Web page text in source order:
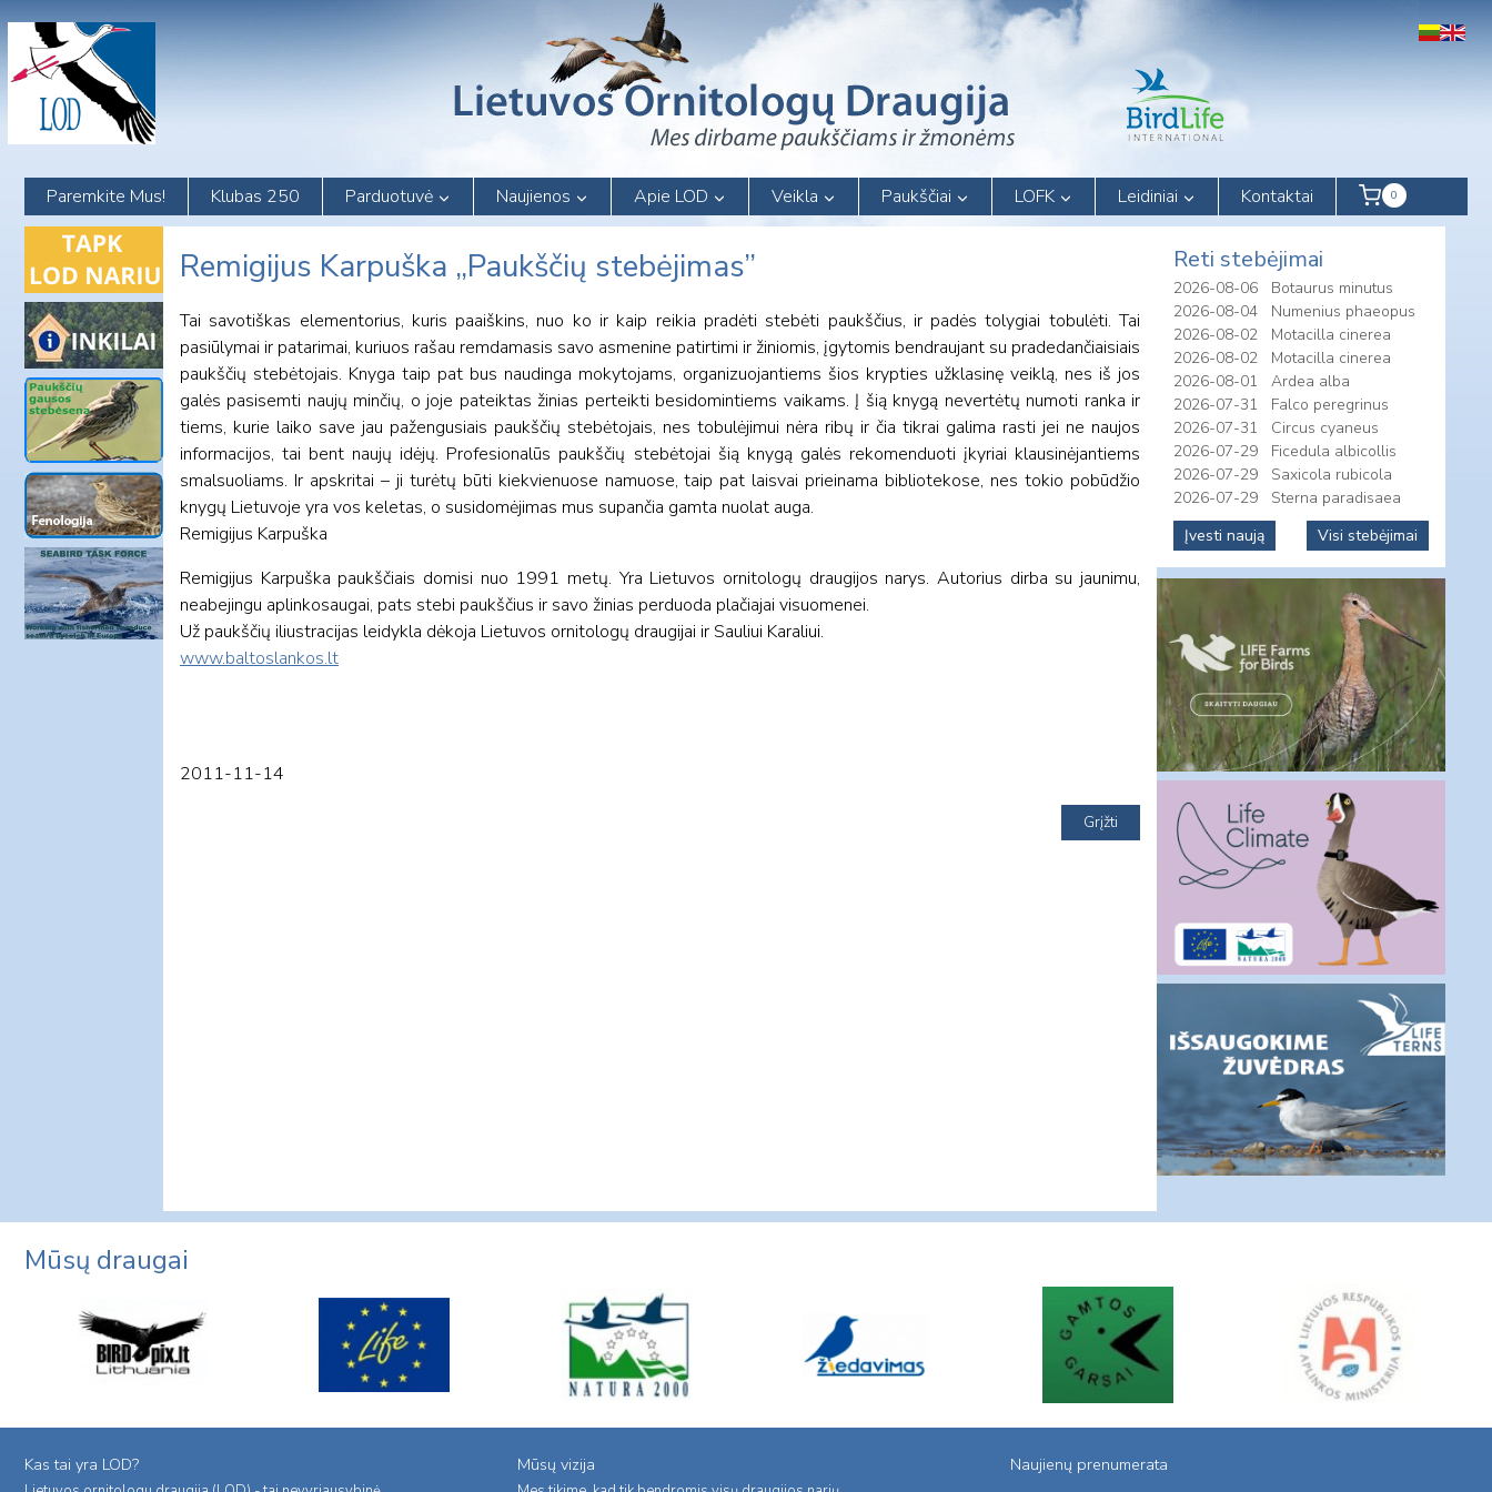
content
Paremkite Mus! Klubas 250 Parduotuvė Naujienos Apie LOD Veikla Paukščiai LOFK Leidiniai Kontaktai 0
Remigijus Karpuška „Paukščių stebėjimas”
Tai savotiškas elementorius, kuris paaiškins, nuo ko ir kaip reikia pradėti stebėti paukščius, ir padės tolygiai tobulėti. Tai
pasiūlymai ir patarimai, kuriuos rašau remdamasis savo asmenine patirtimi ir žiniomis, įgytomis bendraujant su pradedančiaisiais
paukščių stebėtojais. Knyga taip pat bus naudinga mokytojams, organizuojantiems šios krypties užklasinę veiklą, nes iš jos
galės pasisemti naujų minčių, o joje pateiktas žinias perteikti besidomintiems vaikams. Į šią knygą nevertėtų numoti ranka ir
tiems, kurie laiko save jau pažengusiais paukščių stebėtojais, nes tobulėjimui nėra ribų ir čia tikrai galima rasti jei ne naujos
informacijos, tai bent naujų idėjų. Profesionalūs paukščių stebėtojai šią knygą galės rekomenduoti įkyriai klausinėjantiems
smalsuoliams. Ir apskritai – ji turėtų būti kiekvienuose namuose, taip pat laisvai prieinama bibliotekose, nes tokio pobūdžio
knygų Lietuvoje yra vos keletas, o susidomėjimas mus supančia gamta nuolat auga.
Remigijus Karpuška
Remigijus Karpuška paukščiais domisi nuo 1991 metų. Yra Lietuvos ornitologų draugijos narys. Autorius dirba su jaunimu,
neabejingu aplinkosaugai, pats stebi paukščius ir savo žinias perduoda plačiajai visuomenei.
Už paukščių iliustracijas leidykla dėkoja Lietuvos ornitologų draugijai ir Sauliui Karaliui.
www.baltoslankos.lt
2011-11-14
Reti stebėjimai
2026-08-06
Botaurus minutus
2026-08-04
Numenius phaeopus
2026-08-02
Motacilla cinerea
2026-08-02
Motacilla cinerea
2026-08-01
Ardea alba
2026-07-31
Falco peregrinus
2026-07-31
Circus cyaneus
2026-07-29
Ficedula albicollis
2026-07-29
Saxicola rubicola
2026-07-29
Sterna paradisaea
Įvesti naują
Visi stebėjimai
Mūsų draugai
Kas tai yra LOD? Mūsų vizija Naujienų prenumerata